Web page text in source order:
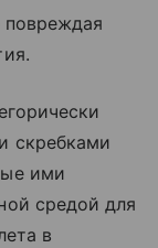
повреждая
скребками
ими
средой для
в